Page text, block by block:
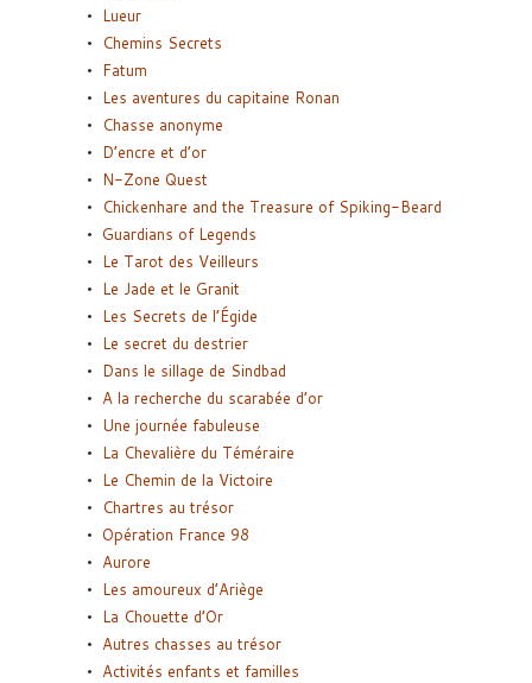
Lueur
Chemins Secrets
Fatum
Les aventures du capitaine Ronan
Chasse anonyme
D’encre et d’or
N-Zone Quest
Chickenhare and the Treasure of Spiking-Beard
Guardians of Legends
Le Tarot des Veilleurs
Le Jade et le Granit
Les Secrets de l’Égide
Le secret du destrier
Dans le sillage de Sindbad
A la recherche du scarabée d’or
Une journée fabuleuse
La Chevalière du Téméraire
Le Chemin de la Victoire
Chartres au trésor
Opération France 98
Aurore
Les amoureux d’Ariège
La Chouette d’Or
Autres chasses au trésor
Activités enfants et familles